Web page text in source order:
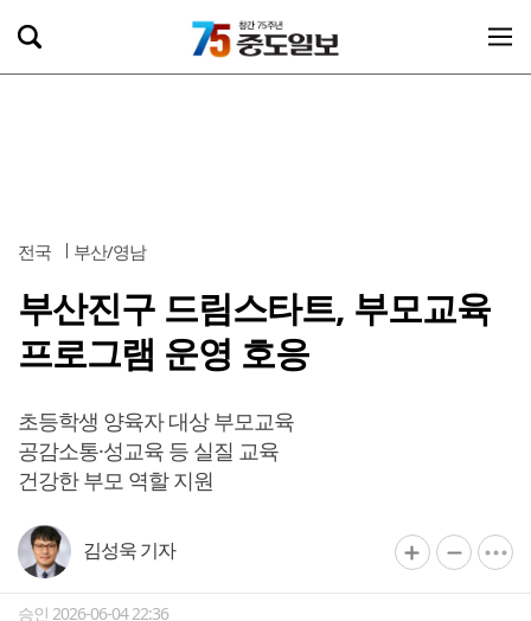
전국 부산/영남
부산진구 드림스타트, 부모교육
프로그램 운영 호응
초등학생 양육자 대상 부모교육
공감소통·성교육 등 실질 교육
건강한 부모 역할 지원
김성욱 기자
승인 2026-06-04 22:36